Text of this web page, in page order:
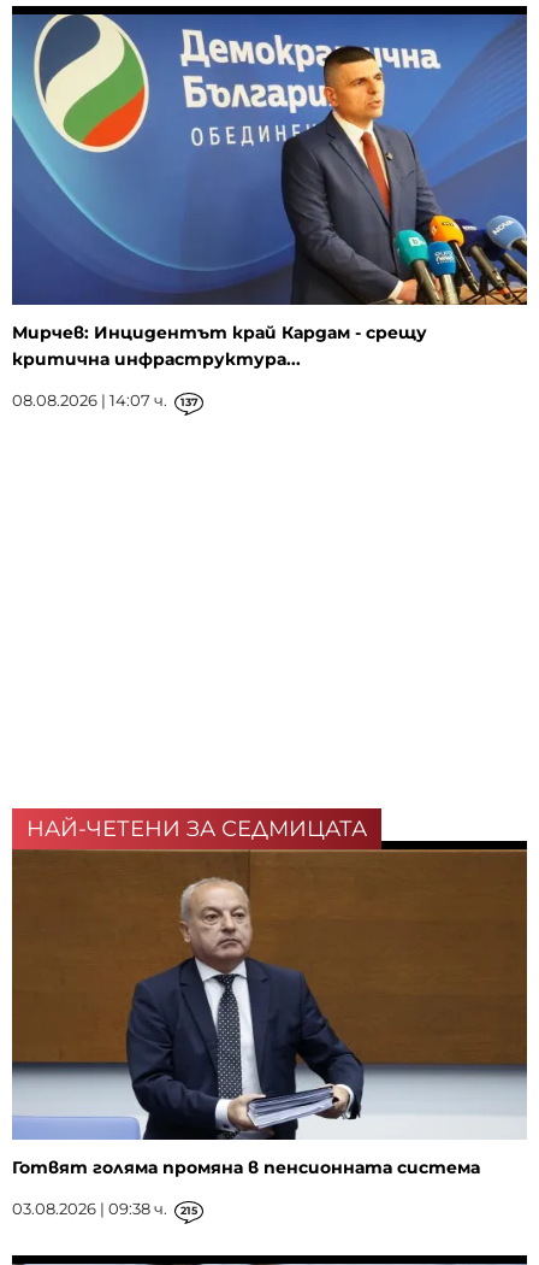
Мирчев: Инцидентът край Кардам - срещу
критична инфраструктура...
08.08.2026 | 14:07 ч. 137
НАЙ-ЧЕТЕНИ ЗА СЕДМИЦАТА
Готвят голяма промяна в пенсионната система
03.08.2026 | 09:38 ч. 215